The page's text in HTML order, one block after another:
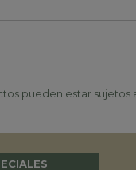
pueden estar sujetos